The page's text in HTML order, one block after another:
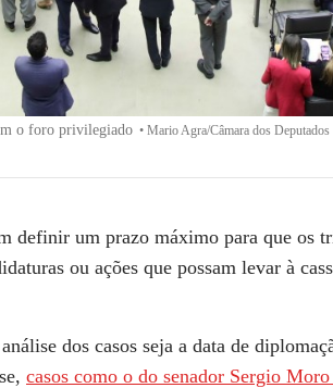
o foro privilegiado • Mario Agra/Câmara dos Deputados
definir um prazo máximo para que os
ou ações que possam levar à
dos casos seja a data de
casos como o do senador Sergio